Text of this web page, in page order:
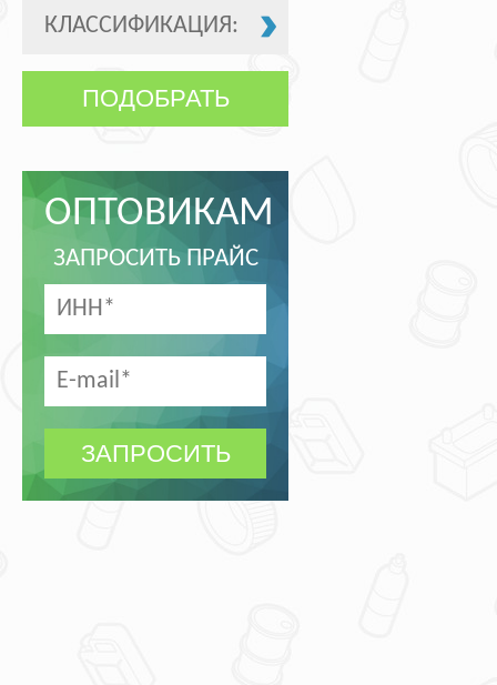
КЛАССИФИКАЦИЯ:
ПОДОБРАТЬ
ОПТОВИКАМ
ЗАПРОСИТЬ ПРАЙС